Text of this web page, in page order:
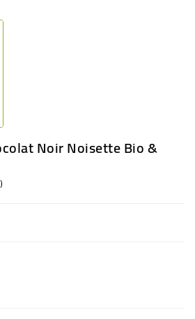
Noir Noisette Bio &